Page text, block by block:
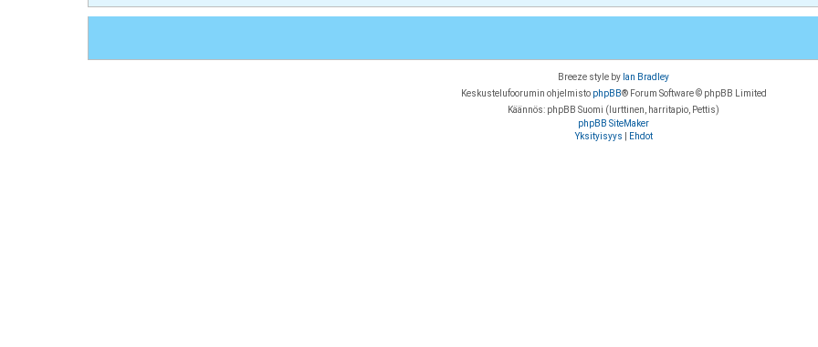
Breeze style by Ian Bradley
Keskustelufoorumin ohjelmisto phpBB® Forum Software © phpBB Limited
Käännös: phpBB Suomi (lurttinen, harritapio, Pettis)
phpBB SiteMaker
Yksityisyys
Ehdot